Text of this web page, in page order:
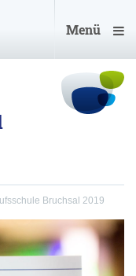
Menü
Bruchsal 2019